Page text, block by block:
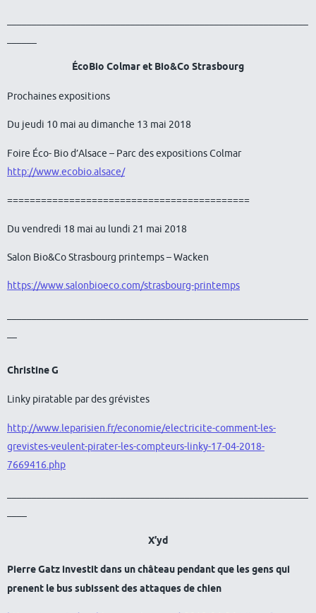
ÉcoBio Colmar et Bio&Co Strasbourg
Prochaines expositions
​​​​​​​Du jeudi 10 mai au dimanche 13 mai 2018
Foire Éco- Bio d’Alsace – Parc des expositions Colmar
http://www.ecobio.alsace/
===========================================
Du vendredi 18 mai au lundi 21 mai 2018
Salon Bio&Co Strasbourg printemps – Wacken
https://www.salonbioeco.com/strasbourg-printemps
Christine G
Linky piratable par des grévistes
http://www.leparisien.fr/economie/electricite-comment-les-
grevistes-veulent-pirater-les-compteurs-linky-17-04-2018-
7669416.php
X’yd
Pierre Gatz investit dans un château pendant que les gens qui
prenent le bus subissent des attaques de chien